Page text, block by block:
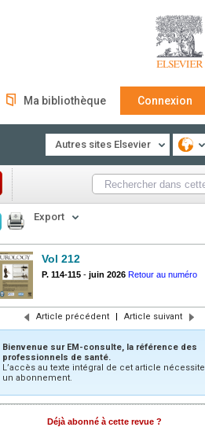
Ma bibliothèque Connexion
Autres sites Elsevier
Export
Vol 212
P. 114-115 - juin 2026 Retour au numéro
Article précédent | Article suivant
Bienvenue sur EM-consulte, la référence des
professionnels de santé.
L’accès au texte intégral de cet article nécessite
un abonnement.
Déjà abonné à cette revue ?